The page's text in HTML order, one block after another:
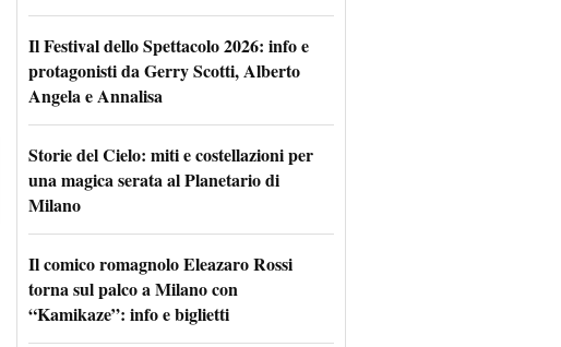
Il Festival dello Spettacolo 2026: info e
protagonisti da Gerry Scotti, Alberto
Angela e Annalisa
Storie del Cielo: miti e costellazioni per
una magica serata al Planetario di
Milano
Il comico romagnolo Eleazaro Rossi
torna sul palco a Milano con
“Kamikaze”: info e biglietti